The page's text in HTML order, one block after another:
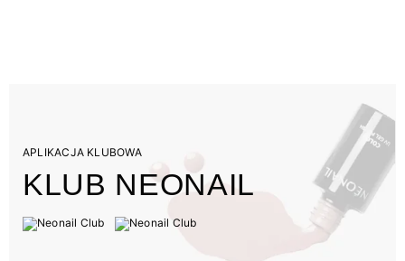
APLIKACJA KLUBOWA
KLUB NEONAIL